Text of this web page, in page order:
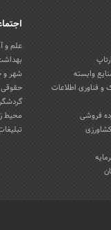
وابسته
و فناوری اطلاعات
فروشی
علم و
شهر و
حقوقی
محیط